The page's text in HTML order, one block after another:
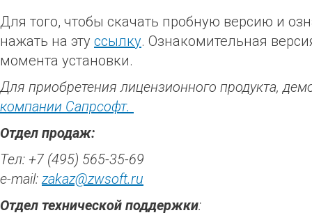
Для того, чтобы скачать пробную версию и
нажать на эту ссылку. Ознакомительная
момента установки.
Для приобретения лицензионного продукта,
компании Сапрсофт.
Отдел продаж:
Тел: +7 (495) 565-35-69
e-mail:zakaz@zwsoft.ru
Отдел технической поддержки: